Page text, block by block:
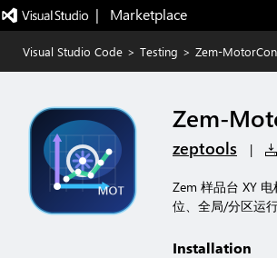
|   Marketplace
Visual Studio Code > Testing > Zem-
Zem-
zeptools |
Zem 样品台 XY
位、全局/分区运
Installation